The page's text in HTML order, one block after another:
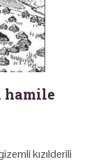
hamile
kızılderili